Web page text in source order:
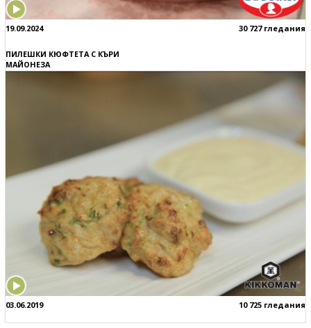
19.09.2024 30 727 гледания
ПИЛЕШКИ КЮФТЕТА С КЪРИ
МАЙОНЕЗА
03.06.2019 10 725 гледания